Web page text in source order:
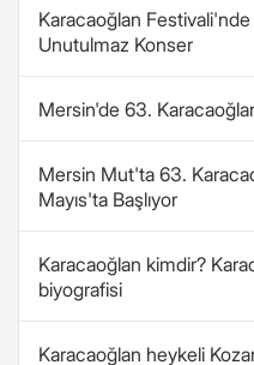
Karacaoğlan
Unutulmaz Konser
Mersin'de 63.
Mersin Mut'ta 63.
Mayıs'ta Başlıyor
Karacaoğlan kimdir?
biyografisi
Karacaoğlan heykeli